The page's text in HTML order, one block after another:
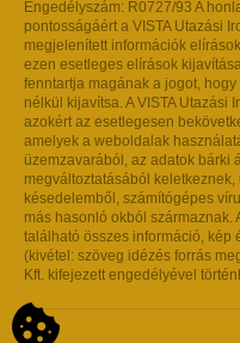
Engedélyszám: R0727/93 A
pontosságáért a VISTA Utazási
megjelenített információk
ezen esetleges elírások
fenntartja magának a jogot,
nélkül kijavítsa. A VISTA Utazási
azokért az esetlegesen
amelyek a weboldalak
üzemzavarából, az adatok bárki
megváltoztatásából
késedelemből, számítógépes
más hasonló okból származnak.
található összes információ, kép
(kivétel: szöveg idézés forrás
Kft. kifejezett engedélyével